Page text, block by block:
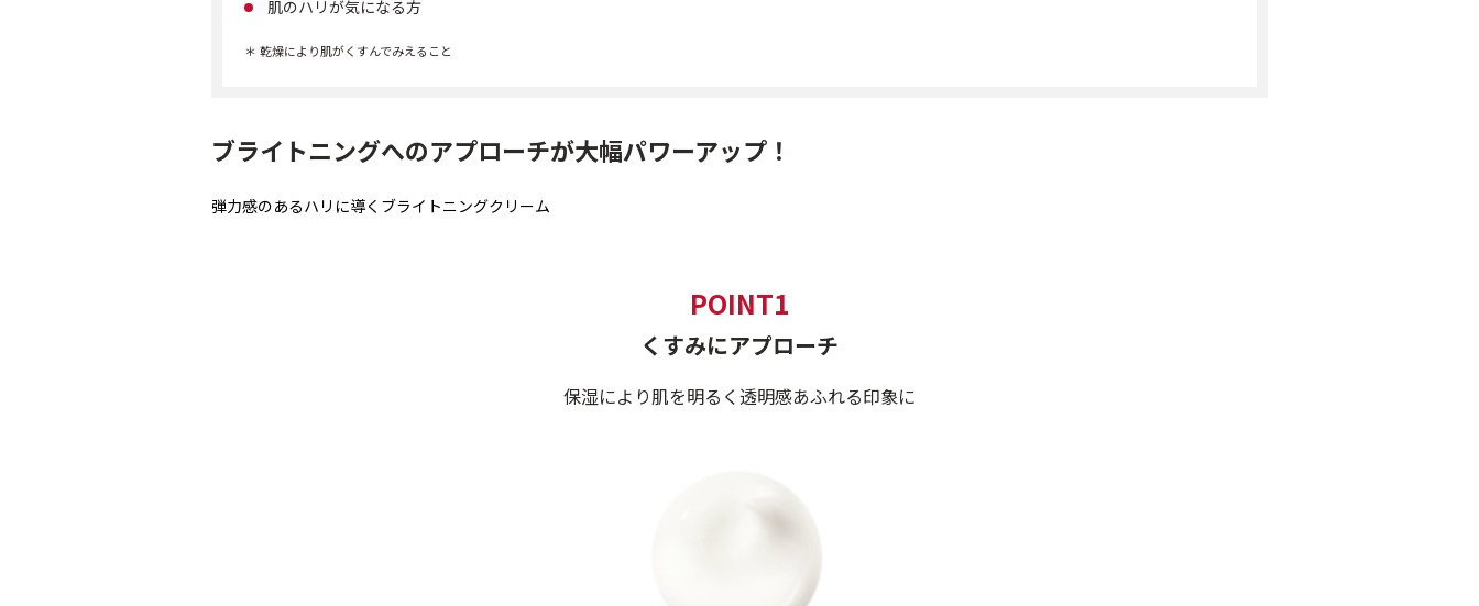
肌のハリが気になる方
＊ 乾燥により肌がくすんでみえること
ブライトニングへのアプローチが大幅パワーアップ！
弾力感のあるハリに導くブライトニングクリーム
POINT1
くすみにアプローチ
保湿により肌を明るく透明感あふれる印象に